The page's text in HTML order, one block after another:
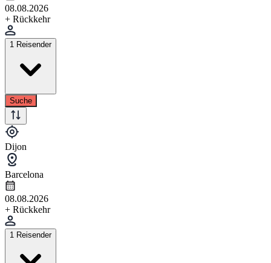
08.08.2026
+ Rückkehr
1 Reisender
Suche
Dijon
Barcelona
08.08.2026
+ Rückkehr
1 Reisender